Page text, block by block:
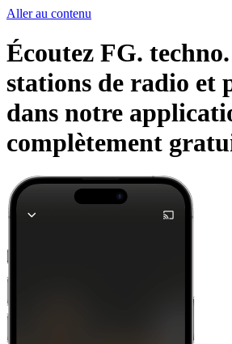
Aller au contenu
Écoutez FG.
stations de radio et
dans notre
complètement